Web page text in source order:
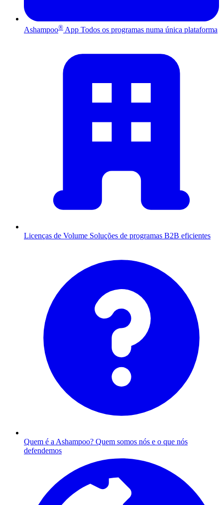
Ashampoo® App Todos os programas numa única plataforma
Licenças de Volume Soluções de programas B2B eficientes
Quem é a Ashampoo? Quem somos nós e o que nós
defendemos